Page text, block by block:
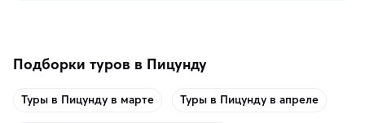
Подборки туров в Пицунду
Туры в Пицунду в марте Туры в Пицунду в апреле